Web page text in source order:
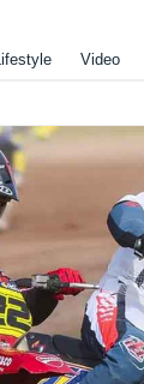
Lifestyle Video